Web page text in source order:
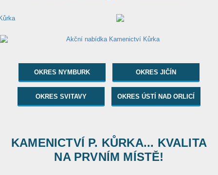
OKRES NYMBURK OKRES JIČÍN
OKRES SVITAVY OKRES ÚSTÍ NAD ORLICÍ
KAMENICTVÍ P. KŮRKA... KVALITA
NA PRVNÍM MÍSTĚ!